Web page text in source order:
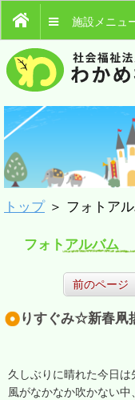
施設メニュ
トップ＞ フォトア
フォトアルバム
前のページ
りすぐみ☆新春
久しぶりに晴れた今日は
風がなかなか吹かない